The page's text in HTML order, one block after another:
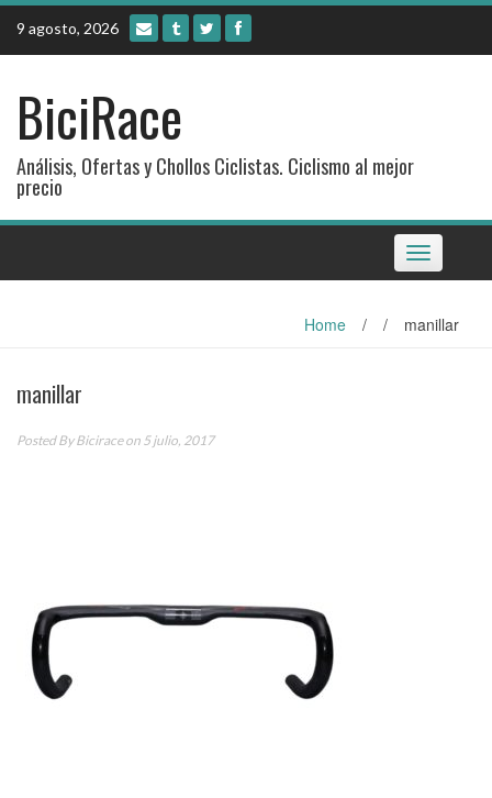
Skip
content
9 agosto, 2026
BiciRace
Análisis, Ofertas y Chollos Ciclistas. Ciclismo al mejor
precio
Toggle
navigation
Home / / manillar
manillar
Posted ByBiciraceon 5 julio, 2017